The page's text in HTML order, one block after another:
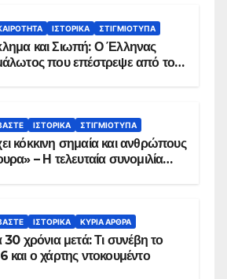
ΙΣΤΟΡΙΚΆ ΣΤΙΓΜΙΌΤΥΠΑ
και Σιωπή: Ο Έλληνας
που επέστρεψε από το
ΙΣΤΟΡΙΚΆ ΣΤΙΓΜΙΌΤΥΠΑ
κόκκινη σημαία και ανθρώπους
– Η τελευταία συνομιλία
ΙΣΤΟΡΙΚΆ ΚΥΡΙΑ ΑΡΘΡΑ
30 χρόνια μετά: Τι συνέβη το
1996 και ο χάρτης ντοκουμέντο